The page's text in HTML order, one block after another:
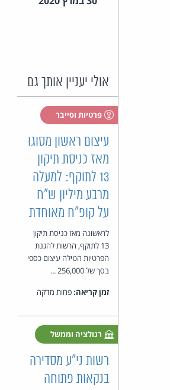
אולי יעניין אותך גם
פרטיות וסייבר
עיצום ראשון מסוגו
מאז כניסת תיקון
13 לתוקף: למעלה
מרבע מיליון ש"ח
על קופ"ח מאוחדת
לראשונה מאז כניסת תיקון
13 לתוקף, הרשות להגנת
הפרטיות הטילה עיצום כספי
בסך של 256,000 ...
זמן קריאה:פחות מדקה
רגולציה וממשל
רשות ני"ע מסדירה
בנקאות פתוחה